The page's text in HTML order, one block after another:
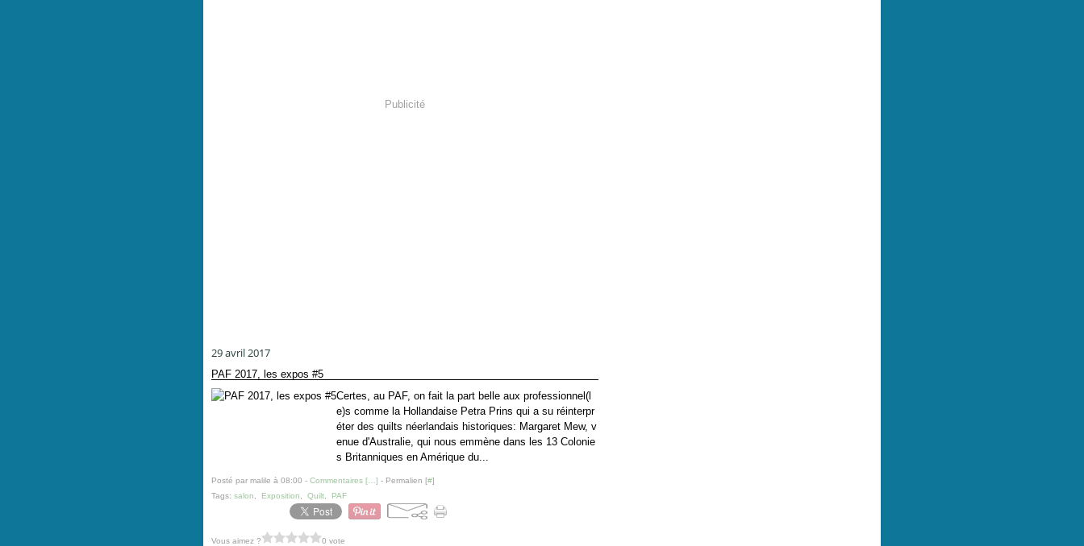
Publicité
29 avril 2017
PAF 2017, les expos #5
Certes, au PAF, on fait la part belle aux professionnel(l
e)s comme la Hollandaise Petra Prins qui a su réinterpr
éter des quilts néerlandais historiques: Margaret Mew, v
enue d'Australie, qui nous emmène dans les 13 Colonie
s Britanniques en Amérique du...
Posté par malile à 08:00 - Commentaires [ ] - Permalien [#]
Tags: salon Exposition Quilt PAF
Vous aimez ? 0 vote